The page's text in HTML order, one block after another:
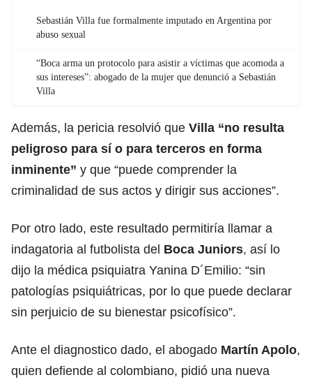
Sebastián Villa fue formalmente imputado en Argentina por
abuso sexual
“Boca arma un protocolo para asistir a víctimas que acomoda a
sus intereses”: abogado de la mujer que denunció a Sebastián
Villa
Además, la pericia resolvió que Villa “no resulta
peligroso para sí o para terceros en forma
inminente” y que “puede comprender la
criminalidad de sus actos y dirigir sus acciones”.
Por otro lado, este resultado permitiría llamar a
indagatoria al futbolista del Boca Juniors, así lo
dijo la médica psiquiatra Yanina D´Emilio: “sin
patologías psiquiátricas, por lo que puede declarar
sin perjuicio de su bienestar psicofísico”.
Ante el diagnostico dado, el abogado Martín Apolo,
quien defiende al colombiano, pidió una nueva